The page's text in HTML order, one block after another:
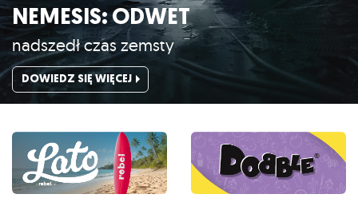
NEMESIS: ODWET
nadszedł czas zemsty
DOWIEDZ SIĘ WIĘCEJ